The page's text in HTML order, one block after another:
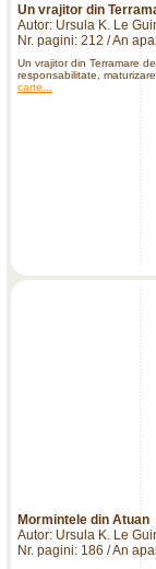
Un vrajitor din
Autor: Ursula K. Le
Nr. pagini: 212 / An
Un vrajitor din Terramare
responsabilitate,
carte...
Mormintele din Atuan
Autor: Ursula K. Le
Nr. pagini: 186 / An